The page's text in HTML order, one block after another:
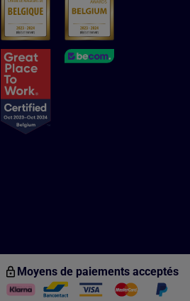
Moyens de paiements acceptés